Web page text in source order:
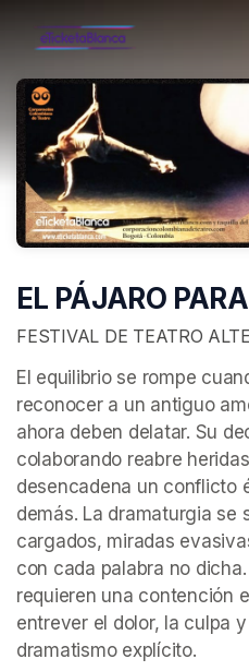
EL PÁJARO
FESTIVAL DE TEATRO
El equilibrio se rompe
reconocer a un antiguo
ahora deben delatar. Su
colaborando reabre
desencadena un conflicto
demás. La dramaturgia se
cargados, miradas
con cada palabra no
requieren una contención
entrever el dolor, la culpa
dramatismo explícito.